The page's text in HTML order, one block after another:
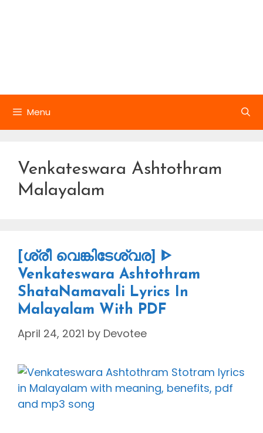
Menu
Venkateswara Ashtothram
Malayalam
[ശ്രീ വെങ്കിടേശ്വര] ᐈ
Venkateswara Ashtothram
ShataNamavali Lyrics In
Malayalam With PDF
April 24, 2021 by Devotee